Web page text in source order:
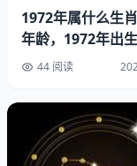
又被对方身上自己
起最深的羁绊，他
他们是非常相配的
他们虽然都不是非
急于求成，但他们
解和磨合，直到他
1972年属什么生
年龄，1972年出
的今年多大
44 阅读